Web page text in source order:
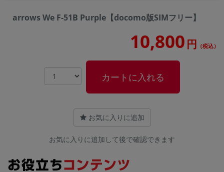
arrows We F-51B Purple【docomo版SIMフリー】
10,800 円 （税込）
カートに入れる
お気に入りに追加
お気に入りに追加して後で確認できます